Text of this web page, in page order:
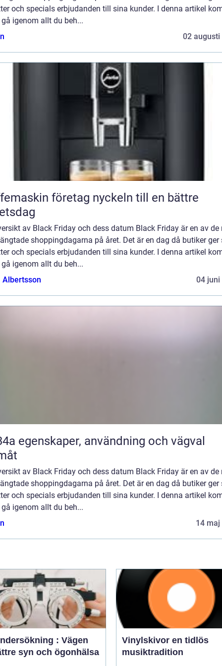
och specials erbjudanden till sina kunder. I denna artikel
igenom allt du beh...
02 augusti
företag nyckeln till en bättre
av Black Friday och dess datum Black Friday är en av de
shoppingdagarna på året. Det är en dag då butiker ger
och specials erbjudanden till sina kunder. I denna artikel
igenom allt du beh...
Albertsson
04 juni
och vägval
av Black Friday och dess datum Black Friday är en av de
shoppingdagarna på året. Det är en dag då butiker ger
och specials erbjudanden till sina kunder. I denna artikel
igenom allt du beh...
14 maj
: Vägen
syn och ögonhälsa
Vinylskivor en tidlös
musiktradition